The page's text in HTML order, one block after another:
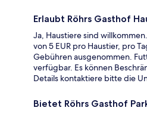
Erlaubt Röhrs Gasthof
Ja, Haustiere sind
von 5 EUR pro Haustier, pro
Gebühren ausgenommen.
verfügbar. Es können
Details kontaktiere bitte die
Bietet Röhrs Gasthof